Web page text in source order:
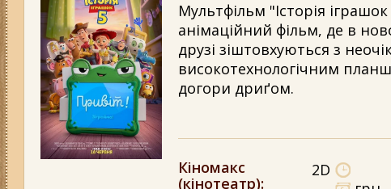
Мультфільм "Історія
анімаційний фільм, де в
друзі зіштовхуються з
високотехнологічним
догори дриґом.
Кіномакс
(кінотеатр):
2D